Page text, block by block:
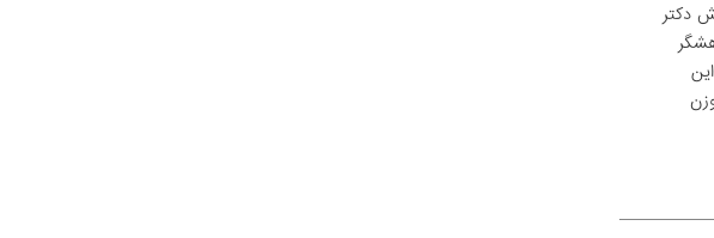
دکتر